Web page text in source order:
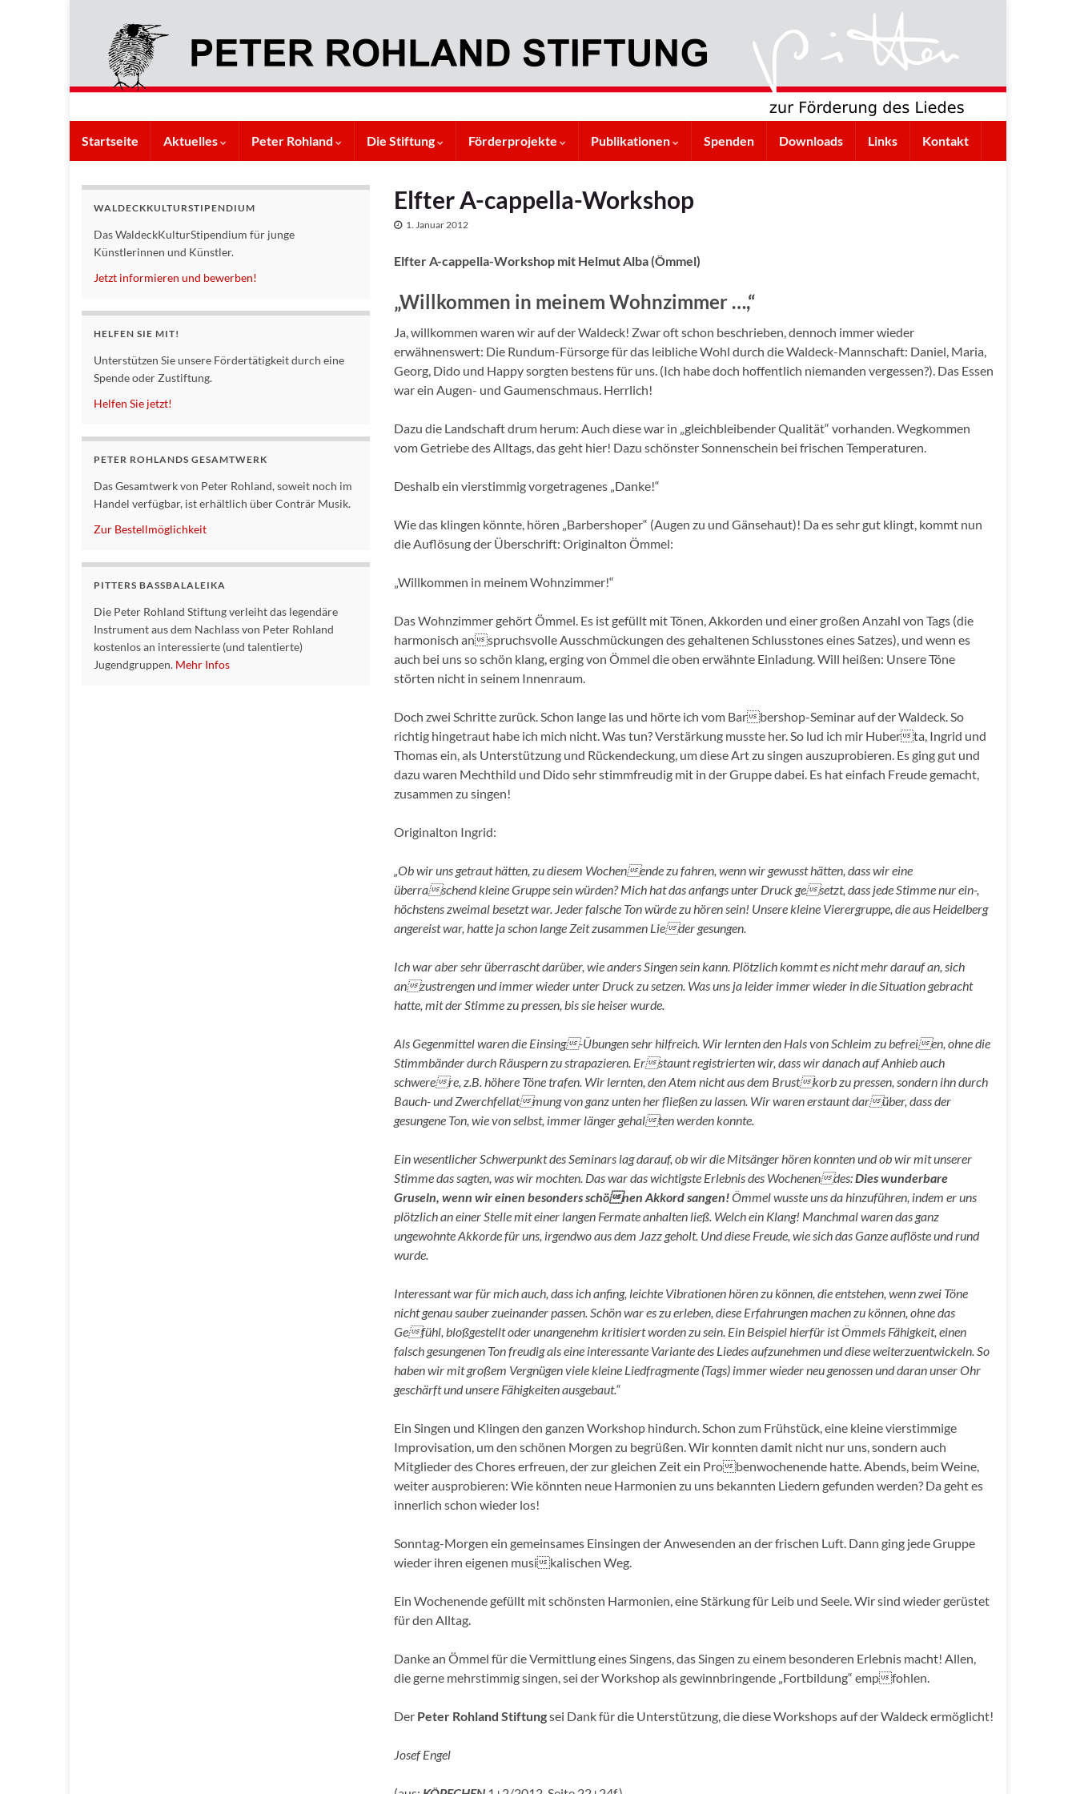
Startseite Aktuelles Peter Rohland Die Stiftung Förderprojekte Publikationen Spenden Downloads Links Kontakt
Elfter A-cappella-Workshop
1. Januar 2012
Elfter A-cappella-Workshop mit Helmut Alba (Ömmel)
„Willkommen in meinem Wohnzimmer …,“
Ja, willkommen waren wir auf der Waldeck! Zwar oft schon beschrieben, dennoch immer wieder
erwähnenswert: Die Rundum-Fürsorge für das leibliche Wohl durch die Waldeck-Mannschaft: Daniel, Maria,
Georg, Dido und Happy sorgten bestens für uns. (Ich habe doch hoffentlich niemanden vergessen?). Das Essen
war ein Augen- und Gaumenschmaus. Herrlich!
Dazu die Landschaft drum herum: Auch diese war in „gleichbleibender Qualität“ vorhanden. Wegkommen
vom Getriebe des Alltags, das geht hier! Dazu schönster Sonnenschein bei frischen Temperaturen.
Deshalb ein vierstimmig vorgetragenes „Danke!“
Wie das klingen könnte, hören „Barbershoper“ (Augen zu und Gänsehaut)! Da es sehr gut klingt, kommt nun
die Auflösung der Überschrift: Originalton Ömmel:
„Willkommen in meinem Wohnzimmer!“
Das Wohnzimmer gehört Ömmel. Es ist gefüllt mit Tönen, Akkorden und einer großen Anzahl von Tags (die
harmonisch anspruchsvolle Ausschmückungen des gehaltenen Schlusstones eines Satzes), und wenn es
auch bei uns so schön klang, erging von Ömmel die oben erwähnte Einladung. Will heißen: Unsere Töne
störten nicht in seinem Innenraum.
Doch zwei Schritte zurück. Schon lange las und hörte ich vom Barbershop-Seminar auf der Waldeck. So
richtig hingetraut habe ich mich nicht. Was tun? Verstärkung musste her. So lud ich mir Huberta, Ingrid und
Thomas ein, als Unterstützung und Rückendeckung, um diese Art zu singen auszuprobieren. Es ging gut und
dazu waren Mechthild und Dido sehr stimmfreudig mit in der Gruppe dabei. Es hat einfach Freude gemacht,
zusammen zu singen!
Originalton Ingrid:
„Ob wir uns getraut hätten, zu diesem Wochenende zu fahren, wenn wir gewusst hätten, dass wir eine
überraschend kleine Gruppe sein würden? Mich hat das anfangs unter Druck gesetzt, dass jede Stimme nur ein-,
höchstens zweimal besetzt war. Jeder falsche Ton würde zu hören sein! Unsere kleine Vierergruppe, die aus Heidelberg
angereist war, hatte ja schon lange Zeit zusammen Lieder gesungen.
Ich war aber sehr überrascht darüber, wie anders Singen sein kann. Plötzlich kommt es nicht mehr darauf an, sich
anzustrengen und immer wieder unter Druck zu setzen. Was uns ja leider immer wieder in die Situation gebracht
hatte, mit der Stimme zu pressen, bis sie heiser wurde.
Als Gegenmittel waren die Einsing-Übungen sehr hilfreich. Wir lernten den Hals von Schleim zu befreien, ohne die
Stimmbänder durch Räuspern zu strapazieren. Erstaunt registrierten wir, dass wir danach auf Anhieb auch
schwerere, z.B. höhere Töne trafen. Wir lernten, den Atem nicht aus dem Brustkorb zu pressen, sondern ihn durch
Bauch- und Zwerchfellatmung von ganz unten her fließen zu lassen. Wir waren erstaunt darüber, dass der
gesungene Ton, wie von selbst, immer länger gehalten werden konnte.
Ein wesentlicher Schwerpunkt des Seminars lag darauf, ob wir die Mitsänger hören konnten und ob wir mit unserer
Stimme das sagten, was wir mochten. Das war das wichtigste Erlebnis des Wochenendes:Dies wunderbare
Gruseln, wenn wir einen besonders schönen Akkord sangen!Ömmel wusste uns da hinzuführen, indem er uns
plötzlich an einer Stelle mit einer langen Fermate anhalten ließ. Welch ein Klang! Manchmal waren das ganz
ungewohnte Akkorde für uns, irgendwo aus dem Jazz geholt. Und diese Freude, wie sich das Ganze auflöste und rund
wurde.
Interessant war für mich auch, dass ich anfing, leichte Vibrationen hören zu können, die entstehen, wenn zwei Töne
nicht genau sauber zueinander passen. Schön war es zu erleben, diese Erfahrungen machen zu können, ohne das
Gefühl, bloßgestellt oder unangenehm kritisiert worden zu sein. Ein Beispiel hierfür ist Ömmels Fähigkeit, einen
falsch gesungenen Ton freudig als eine interessante Variante des Liedes aufzunehmen und diese weiterzuentwickeln. So
haben wir mit großem Vergnügen viele kleine Liedfragmente (Tags) immer wieder neu genossen und daran unser Ohr
geschärft und unsere Fähigkeiten ausgebaut.“
Ein Singen und Klingen den ganzen Workshop hindurch. Schon zum Frühstück, eine kleine vierstimmige
Improvisation, um den schönen Morgen zu begrüßen. Wir konnten damit nicht nur uns, sondern auch
Mitglieder des Chores erfreuen, der zur gleichen Zeit ein Probenwochenende hatte. Abends, beim Weine,
weiter ausprobieren: Wie könnten neue Harmonien zu uns bekannten Liedern gefunden werden? Da geht es
innerlich schon wieder los!
Sonntag-Morgen ein gemeinsames Einsingen der Anwesenden an der frischen Luft. Dann ging jede Gruppe
wieder ihren eigenen musikalischen Weg.
Ein Wochenende gefüllt mit schönsten Harmonien, eine Stärkung für Leib und Seele. Wir sind wieder gerüstet
für den Alltag.
Danke an Ömmel für die Vermittlung eines Singens, das Singen zu einem besonderen Erlebnis macht! Allen,
die gerne mehrstimmig singen, sei der Workshop als gewinnbringende „Fortbildung“ empfohlen.
Der Peter Rohland Stiftungsei Dank für die Unterstützung, die diese Workshops auf der Waldeck ermöglicht!
Josef Engel
WALDECKKULTURSTIPENDIUM
Das WaldeckKulturStipendium für junge
Künstlerinnen und Künstler.
Jetzt informieren und bewerben!
HELFEN SIE MIT!
Unterstützen Sie unsere Fördertätigkeit durch eine
Spende oder Zustiftung.
Helfen Sie jetzt!
PETER ROHLANDS GESAMTWERK
Das Gesamtwerk von Peter Rohland, soweit noch im
Handel verfügbar, ist erhältlich über Conträr Musik.
Zur Bestellmöglichkeit
PITTERS BASSBALALEIKA
Die Peter Rohland Stiftung verleiht das legendäre
Instrument aus dem Nachlass von Peter Rohland
kostenlos an interessierte (und talentierte)
Jugendgruppen. Mehr Infos